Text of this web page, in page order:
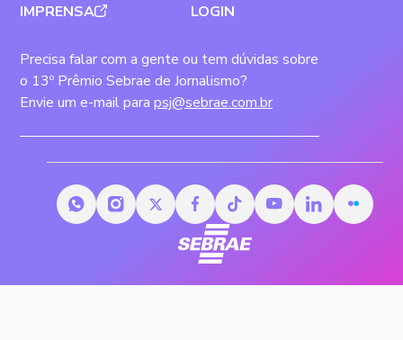
IMPRENSA
LOGIN
Precisa falar com a gente ou tem dúvidas sobre
o 13º Prêmio Sebrae de Jornalismo?
Envie um e-mail para psj@sebrae.com.br